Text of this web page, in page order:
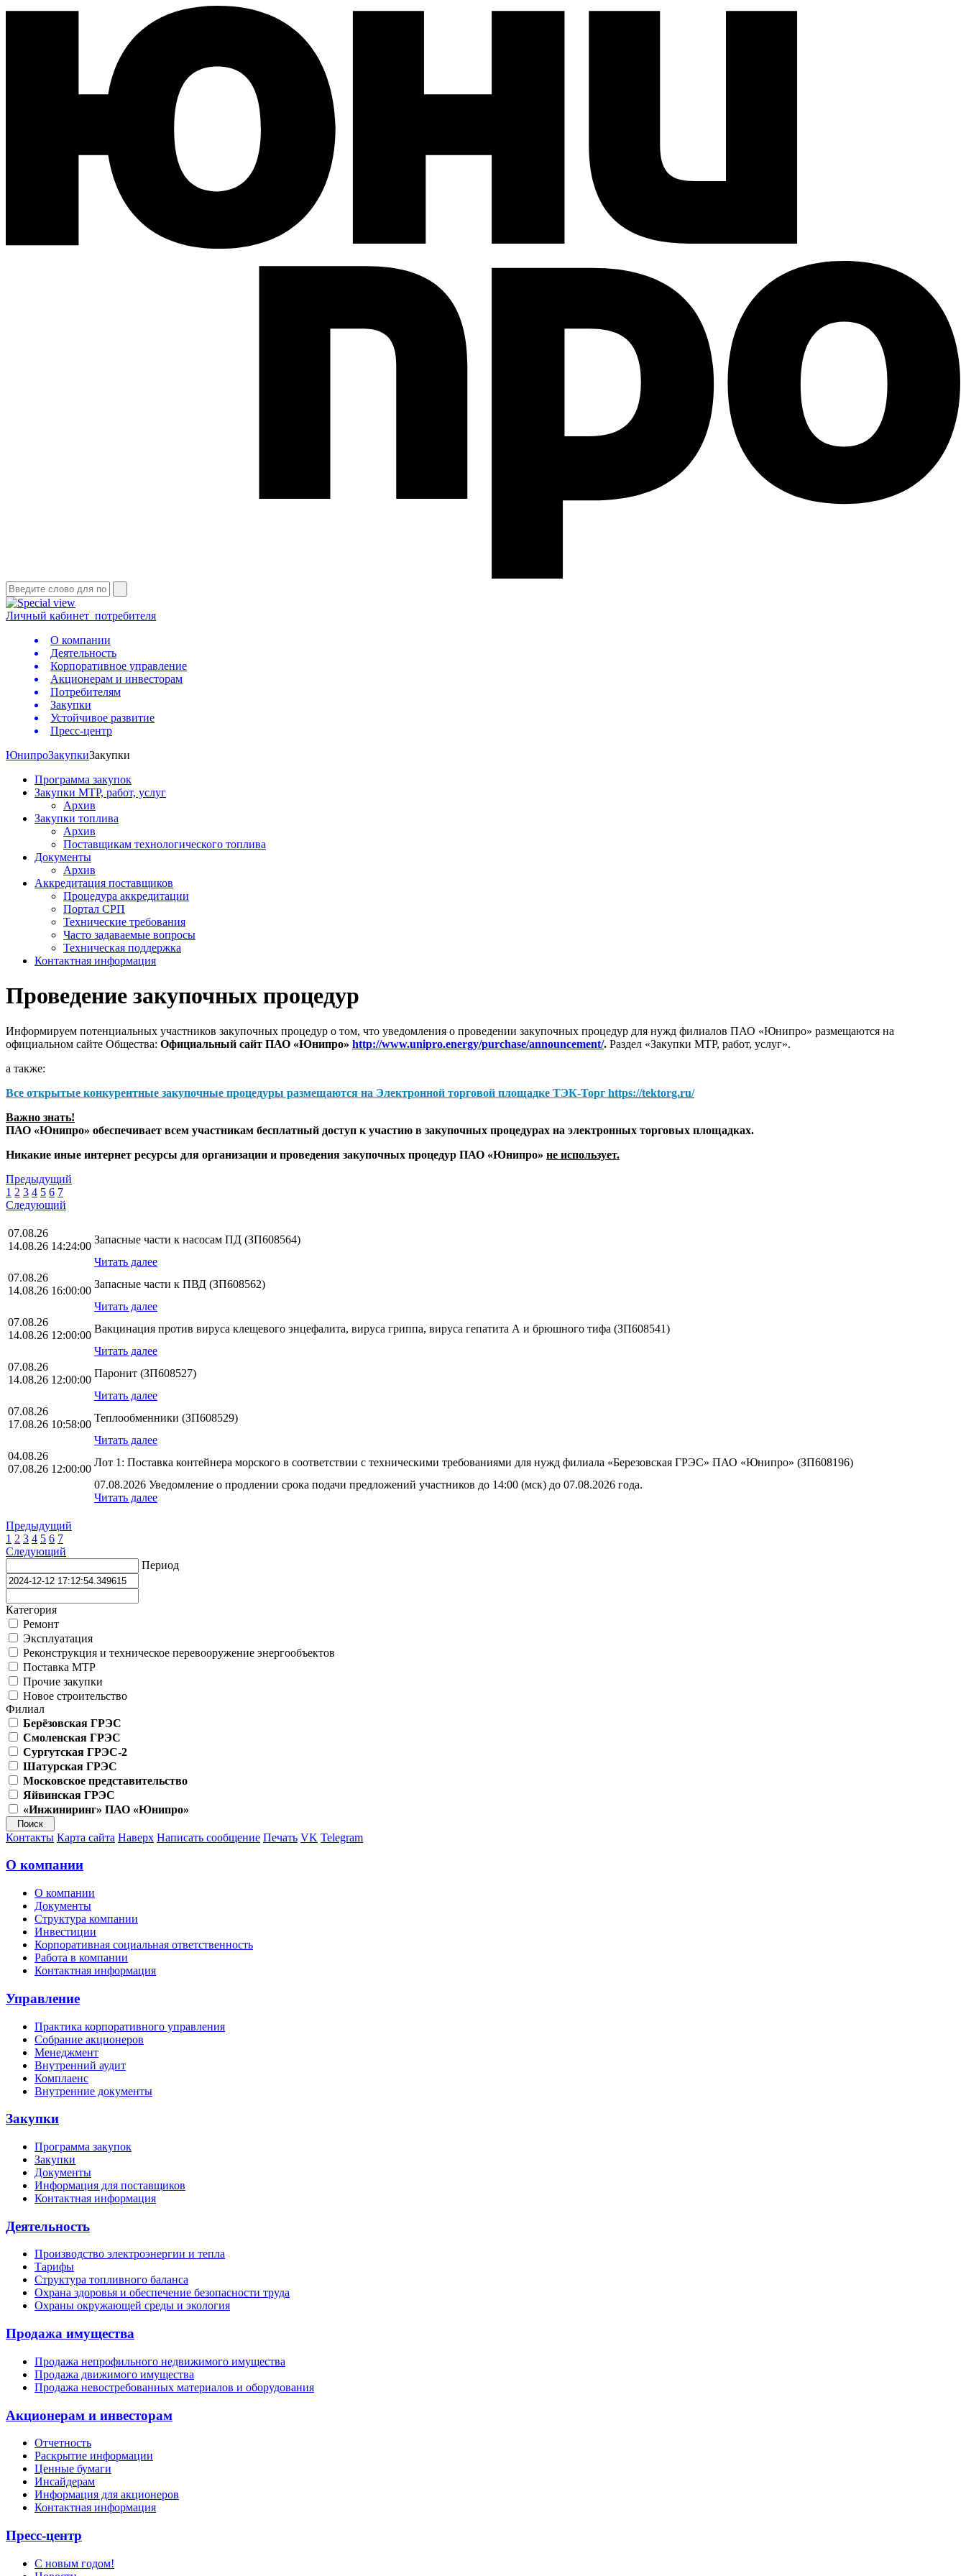
Личный кабинет потребителя
О компании
Деятельность
Корпоративное управление
Акционерам и инвесторам
Потребителям
Закупки
Устойчивое развитие
Пресс-центр
ЮнипроЗакупкиЗакупки
Программа закупок
Закупки МТР, работ, услуг
Архив
Закупки топлива
Архив
Поставщикам технологического топлива
Документы
Архив
Аккредитация поставщиков
Процедура аккредитации
Портал СРП
Технические требования
Часто задаваемые вопросы
Техническая поддержка
Контактная информация
Проведение закупочных процедур
Информируем потенциальных участников закупочных процедур о том, что уведомления о проведении закупочных процедур для нужд филиалов ПАО «Юнипро» размещаются на
официальном сайте Общества: Официальный сайт ПАО «Юнипро» http://www.unipro.energy/purchase/announcement/. Раздел «Закупки МТР, работ, услуг».
а также:
Все открытые конкурентные закупочные процедуры размещаются на Электронной торговой площадке ТЭК-Торг https://tektorg.ru/
Важно знать!
ПАО «Юнипро» обеспечивает всем участникам бесплатный доступ к участию в закупочных процедурах на электронных торговых площадках.
Никакие иные интернет ресурсы для организации и проведения закупочных процедур ПАО «Юнипро» не использует.
Предыдущий
1 2 3 4 5 6 7
Следующий
07.08.26
14.08.26 14:24:00
Запасные части к насосам ПД (ЗП608564)
Читать далее
07.08.26
14.08.26 16:00:00
Запасные части к ПВД (ЗП608562)
Читать далее
07.08.26
14.08.26 12:00:00
Вакцинация против вируса клещевого энцефалита, вируса гриппа, вируса гепатита А и брюшного тифа (ЗП608541)
Читать далее
07.08.26
14.08.26 12:00:00
Паронит (ЗП608527)
Читать далее
07.08.26
17.08.26 10:58:00
Теплообменники (ЗП608529)
Читать далее
04.08.26
07.08.26 12:00:00
Лот 1: Поставка контейнера морского в соответствии с техническими требованиями для нужд филиала «Березовская ГРЭС» ПАО «Юнипро» (ЗП608196)
07.08.2026 Уведомление о продлении срока подачи предложений участников до 14:00 (мск) до 07.08.2026 года.
Читать далее
Предыдущий
1 2 3 4 5 6 7
Следующий
Период
Категория
Ремонт
Эксплуатация
Реконструкция и техническое перевооружение энергообъектов
Поставка МТР
Прочие закупки
Новое строительство
Филиал
Берёзовская ГРЭС
Смоленская ГРЭС
Сургутская ГРЭС-2
Шатурская ГРЭС
Московское представительство
Яйвинская ГРЭС
«Инжиниринг» ПАО «Юнипро»
Контакты Карта сайта Наверх Написать сообщение Печать VK Telegram
О компании
О компании
Документы
Структура компании
Инвестиции
Корпоративная социальная ответственность
Работа в компании
Контактная информация
Управление
Практика корпоративного управления
Собрание акционеров
Менеджмент
Внутренний аудит
Комплаенс
Внутренние документы
Закупки
Программа закупок
Закупки
Документы
Информация для поставщиков
Контактная информация
Деятельность
Производство электроэнергии и тепла
Тарифы
Структура топливного баланса
Охрана здоровья и обеспечение безопасности труда
Охраны окружающей среды и экология
Продажа имущества
Продажа непрофильного недвижимого имущества
Продажа движимого имущества
Продажа невостребованных материалов и оборудования
Акционерам и инвесторам
Отчетность
Раскрытие информации
Ценные бумаги
Инсайдерам
Информация для акционеров
Контактная информация
Пресс-центр
С новым годом!